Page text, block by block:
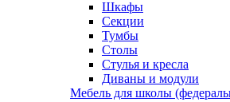
Шкафы
Секции
Тумбы
Столы
Стулья и кресла
Диваны и модули
Мебель для школы